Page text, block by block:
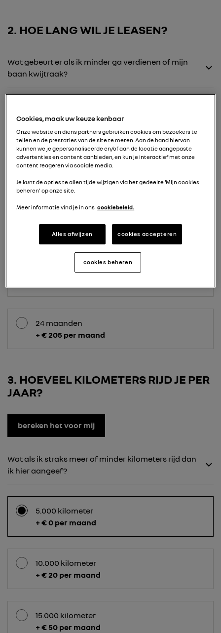
2 HOE LANG WIL JE LEASEN?
Wat gebeurt er als ik minder ga verdienen of mijn
baan kwijtraak?
72 maanden
60 maanden
+ € 25 per maand
+ € 55 per maand
36 maanden
24 maanden
+ € 205 per maand
3 HOEVEEL KILOMETERS RIJD JE PER
JAAR?
bereken het voor mij
Wat als ik straks meer of minder kilometers rijd dan
ik hier aangeef?
5.000 kilometer
+ € 0 per maand
10.000 kilometer
+ € 20 per maand
15.000 kilometer
+ € 50 per maand
Cookies, maak uw keuze kenbaar
Onze website en diens partners gebruiken cookies om bezoekers te
tellen en de prestaties van de site te meten. Aan de hand hiervan
kunnen we je gepersonaliseerde en/of aan de locatie aangepaste
advertenties en content aanbieden, en kun je interactief met onze
content reageren via sociale media.
Je kunt de opties te allen tijde wijzigen via het gedeelte 'Mijn cookies
beheren' op onze site.
Meer informatie vind je in ons cookiebeleid.
Alles afwijzen cookies accepteren
cookies beheren